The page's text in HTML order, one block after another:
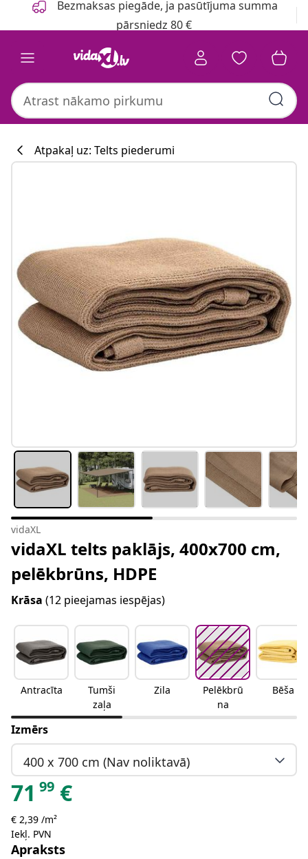
Bezmaksas piegāde, ja pasūtījuma summa
pārsniedz 80 €
Atpakaļ uz: Telts piederumi
vidaXL
vidaXL telts paklājs, 400x700 cm,
pelēkbrūns, HDPE
Krāsa (12 pieejamas iespējas)
Antracīta
Tumši
zaļa
Zila
Pelēkbrū
na
Bēša
Izmērs
400 x 700 cm (Nav noliktavā)
71 99 €
€ 2,39 /m²
Iekļ. PVN
Apraksts